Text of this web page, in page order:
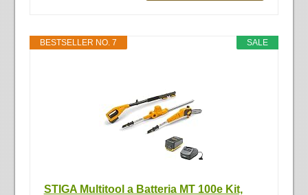
SALE
BESTSELLER NO. 7
STIGA Multitool a Batteria MT 100e Kit,